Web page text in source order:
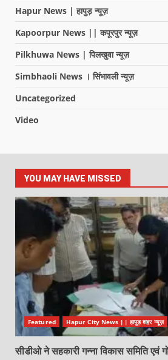
Hapur News | हापुड़ न्यूज़
Kapoorpur News || कपूरपुर न्यूज़
Pilkhuwa News | पिलखुवा न्यूज़
Simbhaoli News । सिंभावली न्यूज़
Uncategorized
Video
YOU MAY HAVE MISSED
Featured Hapur City News || हापुड़ शहर न्यूज़
सीडीओ ने सहकारी गन्ना विकास समिति एवं